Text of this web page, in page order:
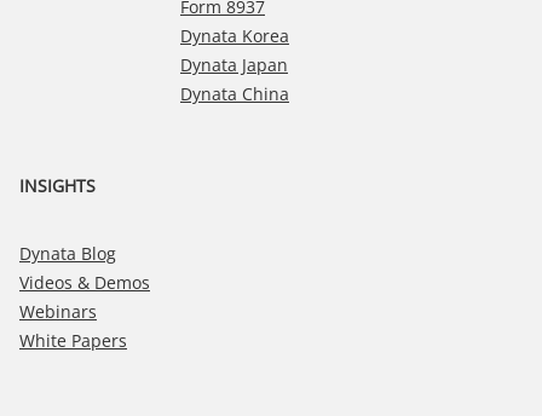
Form 8937
Dynata Korea
Dynata Japan
Dynata China
INSIGHTS
Dynata Blog
Videos & Demos
Webinars
White Papers